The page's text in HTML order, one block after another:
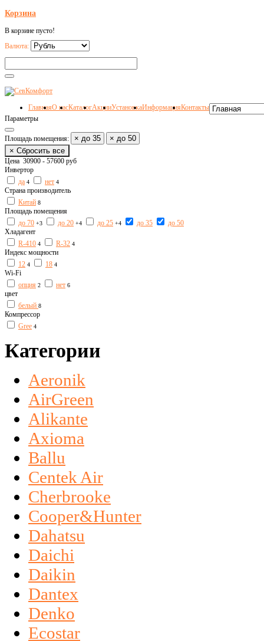
Корзина
В корзине пусто!
Валюта:
ГлавнаяО насКаталогАкцииУстановкаИнформацияКонтакты
Параметры
Площадь помещения: × до 35
× до 50
× Сбросить все
Цена 30900 - 57600 руб
Инвертор
да 4 нет 4
Страна производитель
Китай 8
Площадь помещения
до 70 +3 до 20 +4 до 25 +4 до 35
до 50
Хладагент
R-410 4 R-32 4
Индекс мощности
12 4 18 4
Wi-Fi
опция 2 нет 6
цвет
белый 8
Компрессор
Gree 4
Категории
Aeronik
AirGreen
Alikante
Axioma
Ballu
Centek Air
Cherbrooke
Cooper&Hunter
Dahatsu
Daichi
Daikin
Dantex
Denko
Ecostar